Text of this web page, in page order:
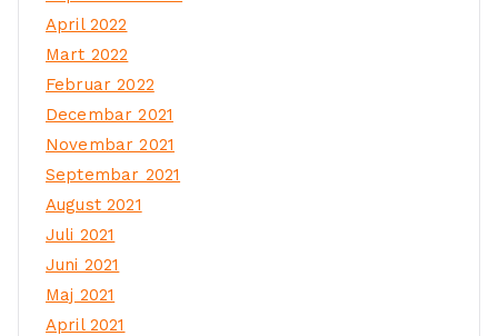
April 2022
Mart 2022
Februar 2022
Decembar 2021
Novembar 2021
Septembar 2021
August 2021
Juli 2021
Juni 2021
Maj 2021
April 2021